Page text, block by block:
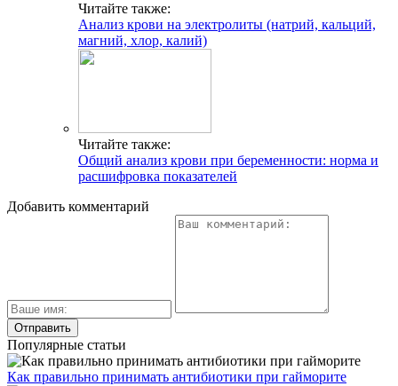
Читайте также:
Анализ крови на электролиты (натрий, кальций,
магний, хлор, калий)
Читайте также:
Общий анализ крови при беременности: норма и
расшифровка показателей
Добавить комментарий
Популярные статьи
Как правильно принимать антибиотики при гайморите